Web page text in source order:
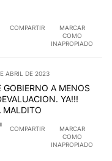
COMPARTIR
MARCAR
COMO
INAPROPIADO
ABRIL DE 2023
A MENOS
YA!!!
MALDITO
COMPARTIR
MARCAR
COMO
INAPROPIADO